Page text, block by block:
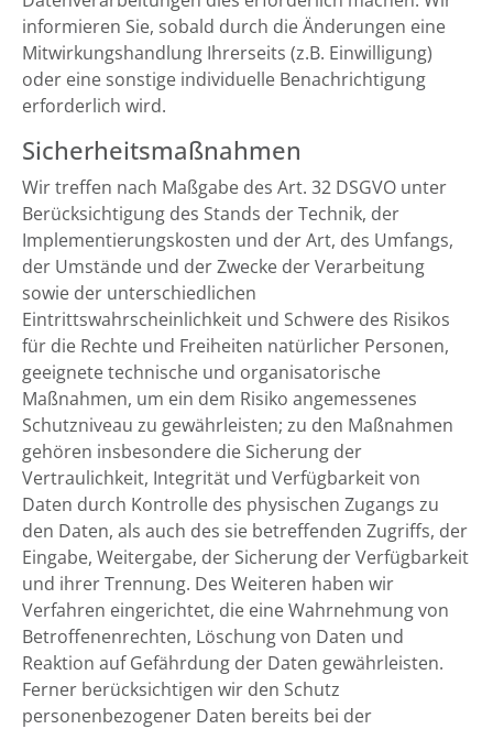
informieren Sie, sobald durch die Änderungen eine
Mitwirkungshandlung Ihrerseits (z.B. Einwilligung)
oder eine sonstige individuelle Benachrichtigung
erforderlich wird.
Sicherheitsmaßnahmen
Wir treffen nach Maßgabe des Art. 32 DSGVO unter
Berücksichtigung des Stands der Technik, der
Implementierungskosten und der Art, des Umfangs,
der Umstände und der Zwecke der Verarbeitung
sowie der unterschiedlichen
Eintrittswahrscheinlichkeit und Schwere des Risikos
für die Rechte und Freiheiten natürlicher Personen,
geeignete technische und organisatorische
Maßnahmen, um ein dem Risiko angemessenes
Schutzniveau zu gewährleisten; zu den Maßnahmen
gehören insbesondere die Sicherung der
Vertraulichkeit, Integrität und Verfügbarkeit von
Daten durch Kontrolle des physischen Zugangs zu
den Daten, als auch des sie betreffenden Zugriffs, der
Eingabe, Weitergabe, der Sicherung der Verfügbarkeit
und ihrer Trennung. Des Weiteren haben wir
Verfahren eingerichtet, die eine Wahrnehmung von
Betroffenenrechten, Löschung von Daten und
Reaktion auf Gefährdung der Daten gewährleisten.
Ferner berücksichtigen wir den Schutz
personenbezogener Daten bereits bei der